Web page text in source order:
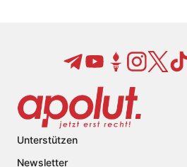
Unterstützen
Newsletter